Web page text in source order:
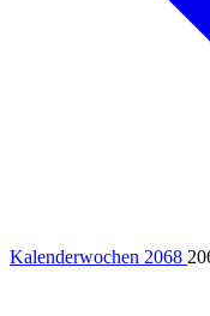
Kalenderwochen 2068